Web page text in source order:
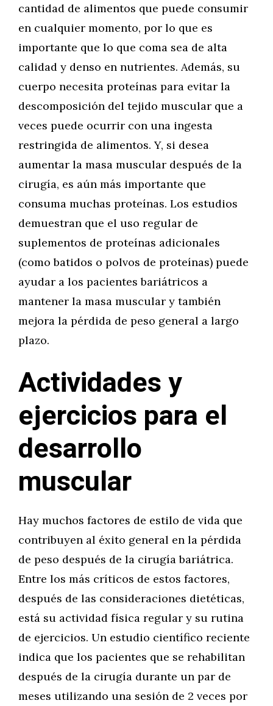
cantidad de alimentos que puede consumir
en cualquier momento, por lo que es
importante que lo que coma sea de alta
calidad y denso en nutrientes. Además, su
cuerpo necesita proteínas para evitar la
descomposición del tejido muscular que a
veces puede ocurrir con una ingesta
restringida de alimentos. Y, si desea
aumentar la masa muscular después de la
cirugía, es aún más importante que
consuma muchas proteínas. Los estudios
demuestran que el uso regular de
suplementos de proteínas adicionales
(como batidos o polvos de proteínas) puede
ayudar a los pacientes bariátricos a
mantener la masa muscular y también
mejora la pérdida de peso general a largo
plazo.
Actividades y
ejercicios para el
desarrollo
muscular
Hay muchos factores de estilo de vida que
contribuyen al éxito general en la pérdida
de peso después de la cirugía bariátrica.
Entre los más críticos de estos factores,
después de las consideraciones dietéticas,
está su actividad física regular y su rutina
de ejercicios. Un estudio científico reciente
indica que los pacientes que se rehabilitan
después de la cirugía durante un par de
meses utilizando una sesión de 2 veces por